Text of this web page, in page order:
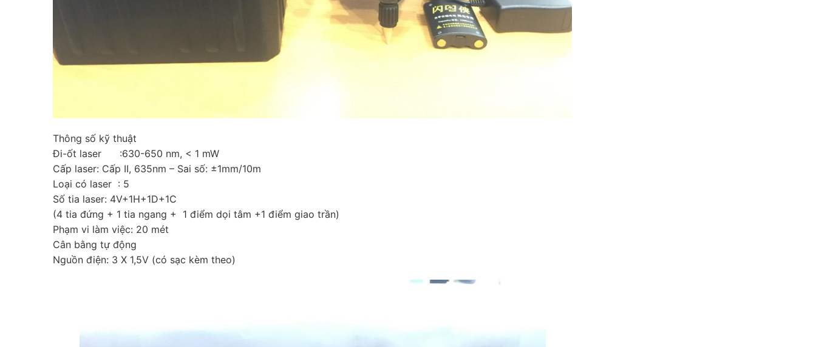
Thông số kỹ thuật
Đi-ốt laser :630-650 nm, < 1 mW
Cấp laser: Cấp II, 635nm – Sai số: ±1mm/10m
Loại có laser : 5
Số tia laser: 4V+1H+1D+1C
(4 tia đứng + 1 tia ngang + 1 điểm dọi tâm +1 điểm giao trần)
Phạm vi làm việc: 20 mét
Cân bằng tự động
Nguồn điện: 3 X 1,5V (có sạc kèm theo)